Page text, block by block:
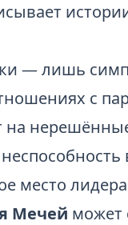
— лишь
с
на
место
Мечей может